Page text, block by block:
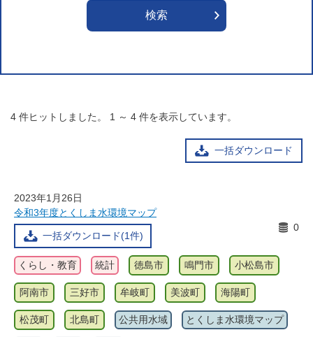
4 件ヒットしました。 1 ～ 4 件を表示しています。
一括ダウンロード
2023年1月26日
令和3年度とくしま水環境マップ
一括ダウンロード(1件)
0
くらし・教育 統計 徳島市 鳴門市 小松島市
阿南市 三好市 牟岐町 美波町 海陽町
松茂町 北島町 公共用水域 とくしま水環境マップ